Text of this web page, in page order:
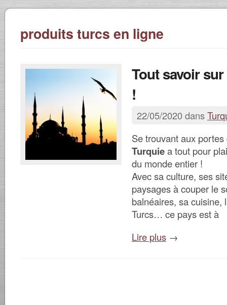
produits turcs en ligne
Tout savoir
!
22/05/2020 dans
Se trouvant aux portes
Turquiea tout pour
du monde entier !
Avec sa culture, ses
paysages à couper le
balnéaires, sa cuisine,
Turcs… ce pays est à
Lire plus →